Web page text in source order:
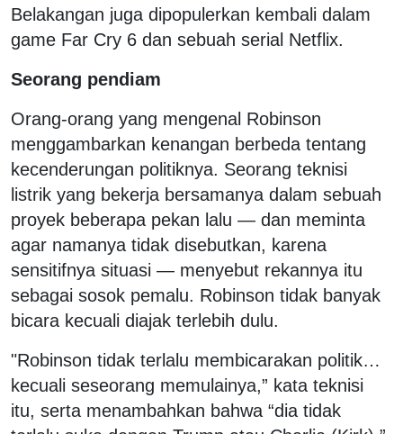
Belakangan juga dipopulerkan kembali dalam
game Far Cry 6 dan sebuah serial Netflix.
Seorang pendiam
Orang-orang yang mengenal Robinson
menggambarkan kenangan berbeda tentang
kecenderungan politiknya. Seorang teknisi
listrik yang bekerja bersamanya dalam sebuah
proyek beberapa pekan lalu — dan meminta
agar namanya tidak disebutkan, karena
sensitifnya situasi — menyebut rekannya itu
sebagai sosok pemalu. Robinson tidak banyak
bicara kecuali diajak terlebih dulu.
"Robinson tidak terlalu membicarakan politik…
kecuali seseorang memulainya,” kata teknisi
itu, serta menambahkan bahwa “dia tidak